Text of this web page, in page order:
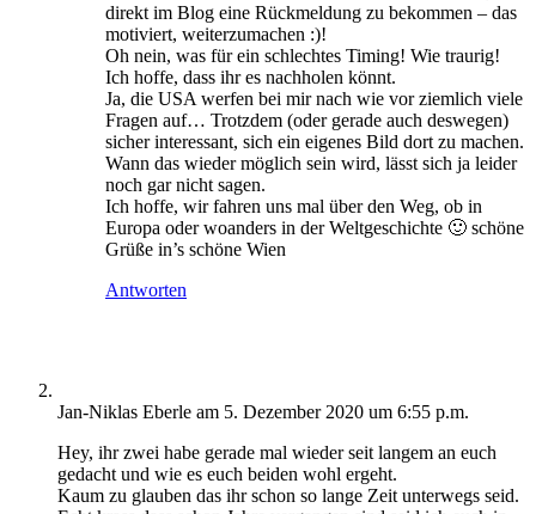
direkt im Blog eine Rückmeldung zu bekommen – das
motiviert, weiterzumachen :)!
Oh nein, was für ein schlechtes Timing! Wie traurig!
Ich hoffe, dass ihr es nachholen könnt.
Ja, die USA werfen bei mir nach wie vor ziemlich viele
Fragen auf… Trotzdem (oder gerade auch deswegen)
sicher interessant, sich ein eigenes Bild dort zu machen.
Wann das wieder möglich sein wird, lässt sich ja leider
noch gar nicht sagen.
Ich hoffe, wir fahren uns mal über den Weg, ob in
Europa oder woanders in der Weltgeschichte 🙂 schöne
Grüße in’s schöne Wien
Antworten
Jan-Niklas Eberle am 5. Dezember 2020 um 6:55 p.m.
Hey, ihr zwei habe gerade mal wieder seit langem an euch
gedacht und wie es euch beiden wohl ergeht.
Kaum zu glauben das ihr schon so lange Zeit unterwegs seid.